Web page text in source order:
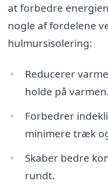
at forbedre
nogle af fordelene
hulmursisolering:
Reducerer
holde på varmen.
Forbedrer
minimere træk
Skaber bedre
rundt.